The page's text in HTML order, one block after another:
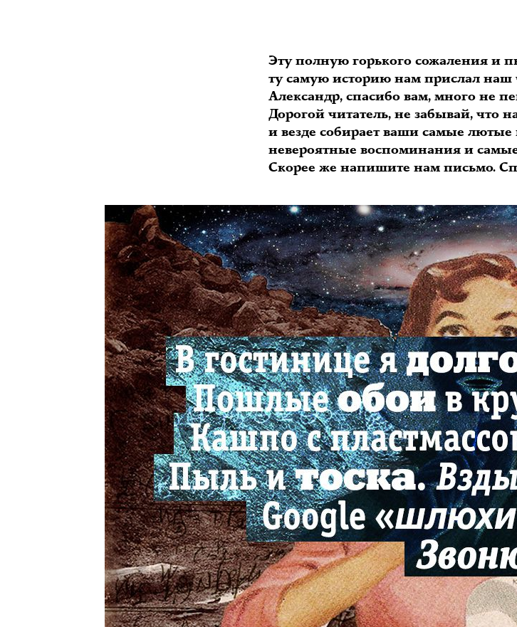
Эту полную горького сожаления и
ту самую историю нам прислал наш
Александр, спасибо вам, много не
Дорогой читатель, не забывай, что
и везде собирает ваши самые
невероятные воспоминания и
Скорее же напишите нам письмо.